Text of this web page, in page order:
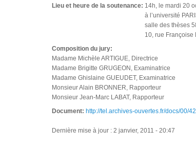
Lieu et heure de la soutenance: 14h, le mardi 20
à l’université
salle des thèses
10, rue Françoise
Composition du jury:
Madame Michèle ARTIGUE, Directrice
Madame Brigitte GRUGEON, Examinatrice
Madame Ghislaine GUEUDET, Examinatrice
Monsieur Alain BRONNER, Rapporteur
Monsieur Jean-Marc LABAT, Rapporteur
Document: http://tel.archives-ouvertes.fr/docs/00/
Dernière mise à jour : 2 janvier, 2011 - 20:47